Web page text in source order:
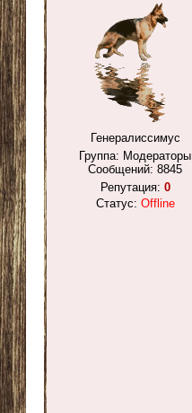
Генералиссимус
Группа: Модераторы
Сообщений: 8845
Репутация: 0
Статус: Offline